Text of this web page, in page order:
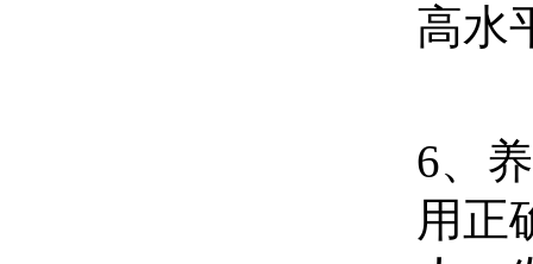
高水
6、
用正